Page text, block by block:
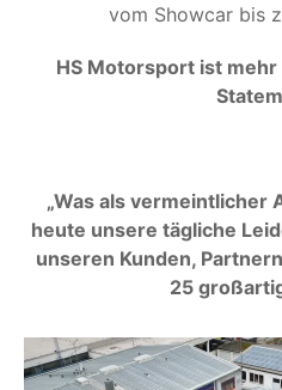
vom Showcar bis
HS Motorsport ist mehr
„Was als vermeintlicher
heute unsere tägliche
unseren Kunden,
25